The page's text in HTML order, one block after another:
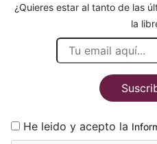
¿Quieres estar al tanto de las
la
He leido y acepto la